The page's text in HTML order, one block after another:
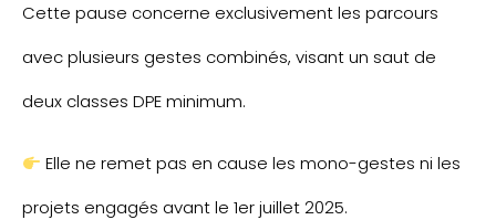
Cette pause concerne exclusivement les parcours
avec plusieurs gestes combinés, visant un saut de
deux classes DPE minimum.
Elle ne remet pas en cause les mono-gestes ni les
projets engagés avant le 1er juillet 2025.